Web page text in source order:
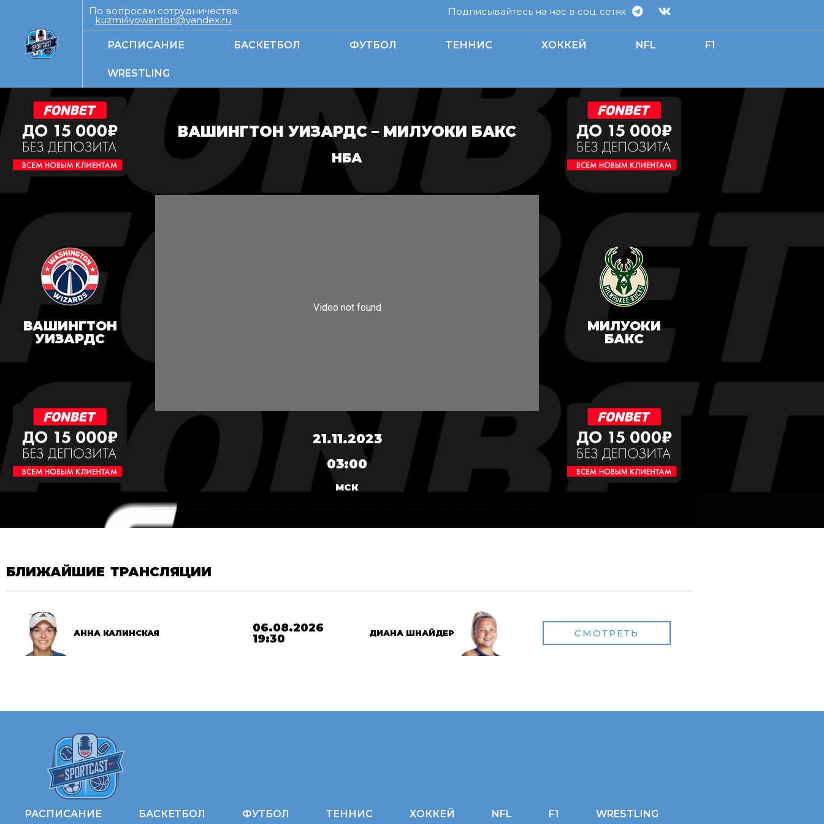
По вопросам сотрудничества:
kuzmi4yowanton@yandex.ru
Подписывайтесь на нас в соц. сетях
РАСПИСАНИЕ БАСКЕТБОЛ ФУТБОЛ ТЕННИС ХОККЕЙ NFL F1
WRESTLING
ВАШИНГТОН
УИЗАРДС
ВАШИНГТОН УИЗАРДС – МИЛУОКИ БАКС
НБА
21.11.2023
03:00
МСК
МИЛУОКИ
БАКС
БЛИЖАЙШИЕ ТРАНСЛЯЦИИ
АННА КАЛИНСКАЯ
06.08.2026
19:30
ДИАНА ШНАЙДЕР СМОТРЕТЬ
РАСПИСАНИЕ БАСКЕТБОЛ ФУТБОЛ ТЕННИС ХОККЕЙ NFL F1 WRESTLING